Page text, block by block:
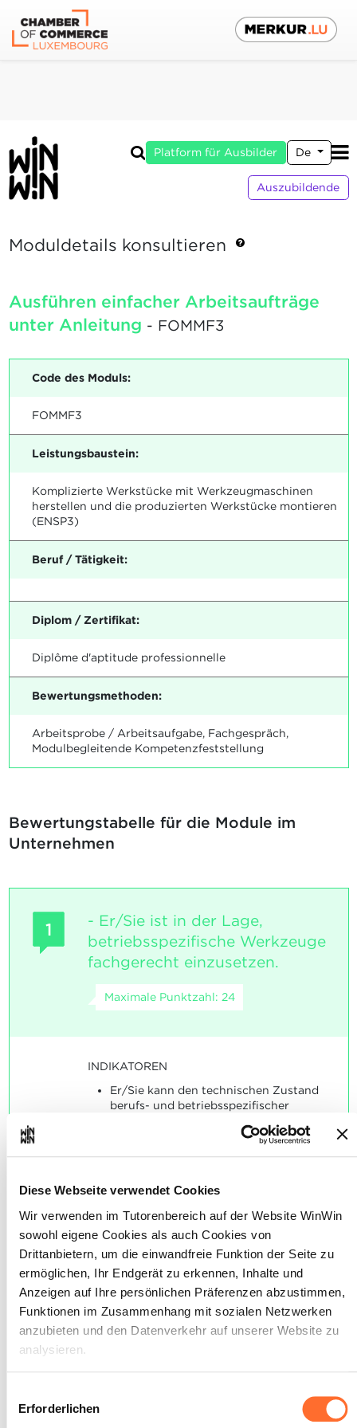
Diese Webseite verwendet Cookies
Wir verwenden im Tutorenbereich auf der Website WinWin
sowohl eigene Cookies als auch Cookies von
Drittanbietern, um die einwandfreie Funktion der Seite zu
ermöglichen, Ihr Endgerät zu erkennen, Inhalte und
Anzeigen auf Ihre persönlichen Präferenzen abzustimmen,
Funktionen im Zusammenhang mit sozialen Netzwerken
anzubieten und den Datenverkehr auf unserer Website zu
analysieren.
akzeptieren, ablehnen oder konfigurieren. Davon
Erforderlichen
Platform für Ausbilder De
Auszubildende
Moduldetails konsultieren
Ausführen einfacher Arbeitsaufträge
unter Anleitung - FOMMF3
Code des Moduls:
FOMMF3
Leistungsbaustein:
Komplizierte Werkstücke mit Werkzeugmaschinen
herstellen und die produzierten Werkstücke montieren
(ENSP3)
Beruf / Tätigkeit:
Diplom / Zertifikat:
Diplôme d'aptitude professionnelle
Bewertungsmethoden:
Arbeitsprobe / Arbeitsaufgabe, Fachgespräch,
Modulbegleitende Kompetenzfeststellung
Bewertungstabelle für die Module im
Unternehmen
1
- Er/Sie ist in der Lage,
betriebsspezifische Werkzeuge
fachgerecht einzusetzen.
Maximale Punktzahl: 24
INDIKATOREN
Er/Sie kann den technischen Zustand
berufs- und betriebsspezifischer
Er/Sie kann berufs- und
SOCKEL
Die Zustände der Werkzeuge werden
korrekt erkannt.
Die Werkzeuge werden ihrem
richtigen Anwendungsgebiet
zugeordnet.
2
- Er/Sie handelt